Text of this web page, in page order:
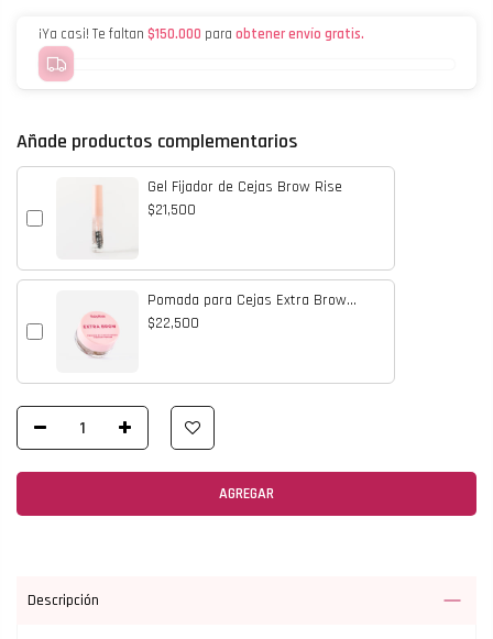
¡Ya casi! Te faltan $150.000 para obtener envío gratis.
Añade productos complementarios
Gel Fijador de Cejas Brow Rise
$21,500
Pomada para Cejas Extra Brow
Hazel
$22,500
AGREGAR
Descripción